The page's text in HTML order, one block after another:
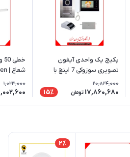
پکیج یک واحدی آیفون
تصویری سوزوکی 7 اینچ با
حافظه مدل SZ-727m
20,824,000
17,860,680 تومان 15٪
شعاع | Pars Shoa ecoren
1,023,000
2٪